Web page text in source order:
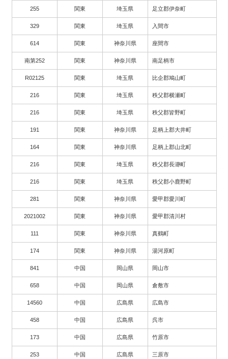
255 関東 埼玉県 足立郡伊奈町
329 関東 埼玉県 入間市
614 関東 神奈川県 座間市
南第252 関東 神奈川県 南足柄市
R02125 関東 埼玉県 比企郡鳩山町
216 関東 埼玉県 秩父郡横瀬町
216 関東 埼玉県 秩父郡皆野町
191 関東 神奈川県 足柄上郡大井町
164 関東 神奈川県 足柄上郡山北町
216 関東 埼玉県 秩父郡長瀞町
216 関東 埼玉県 秩父郡小鹿野町
281 関東 神奈川県 愛甲郡愛川町
2021002 関東 神奈川県 愛甲郡清川村
111 関東 神奈川県 真鶴町
174 関東 神奈川県 湯河原町
841 中国 岡山県 岡山市
658 中国 岡山県 倉敷市
14560 中国 広島県 広島市
458 中国 広島県 呉市
173 中国 広島県 竹原市
253 中国 広島県 三原市